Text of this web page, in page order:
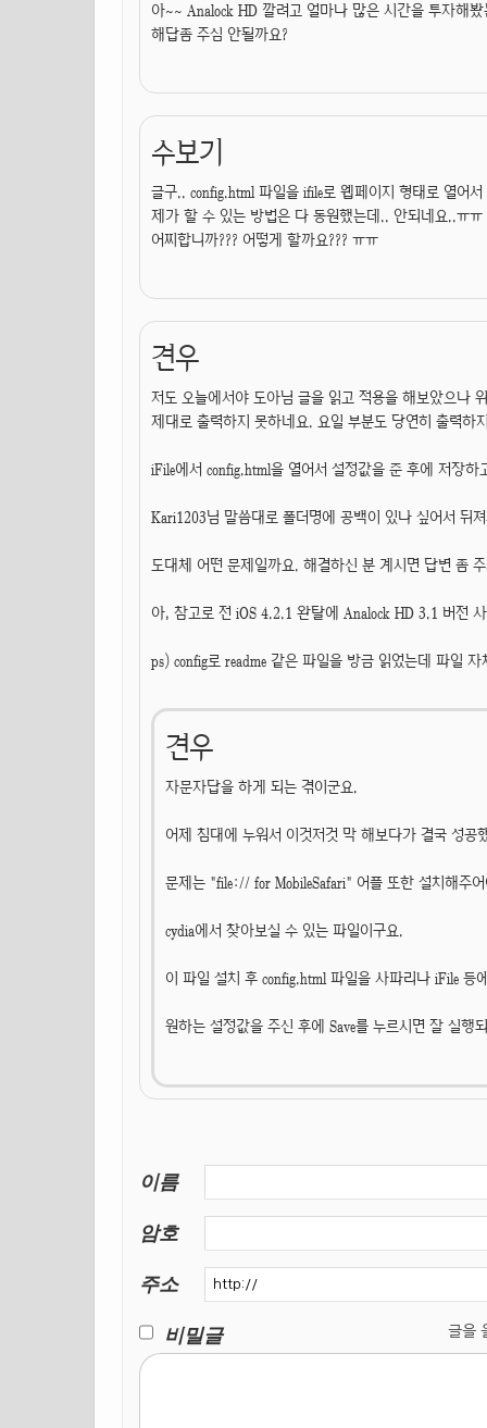
아~~ Analock HD 깔려고 얼마나 많은 시간을 투자해
해답좀 주심 안될까요?
수보기
글구.. config.html 파일을 ifile로 웹페이지 형태로 열어
제가 할 수 있는 방법은 다 동원했는데.. 안되네요..ㅠㅠ
어찌합니까??? 어떻게 할까요??? ㅠㅠ
견우
저도 오늘에서야 도아님 글을 읽고 적용을 해보았으나
제대로 출력하지 못하네요. 요일 부분도 당연히 출력하
iFile에서 config.html을 열어서 설정값을 준 후에 저장
Kari1203님 말씀대로 폴더명에 공백이 있나 싶어서 뒤
도대체 어떤 문제일까요. 해결하신 분 계시면 답변 좀
아, 참고로 전 iOS 4.2.1 완탈에 Analock HD 3.1 버전
ps) config로 readme 같은 파일을 방금 읽었는데 파일
견우
자문자답을 하게 되는 겪이군요.
어제 침대에 누워서 이것저것 막 해보다가 결국 성공
문제는 "file:// for MobileSafari" 어플 또한 설치해주
cydia에서 찾아보실 수 있는 파일이구요.
이 파일 설치 후 config.html 파일을 사파리나 iFile 등
원하는 설정값을 주신 후에 Save를 누르시면 잘 실행
이름
암호
주소
비밀글
글을